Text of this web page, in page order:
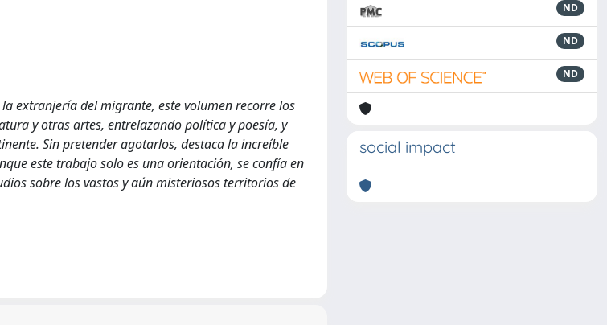
extranjería del migrante, este volumen recorre los
y otras artes, entrelazando política y poesía, y
Sin pretender agotarlos, destaca la increíble
este trabajo solo es una orientación, se confía en
sobre los vastos y aún misteriosos territorios de
ND
ND
ND
social impact